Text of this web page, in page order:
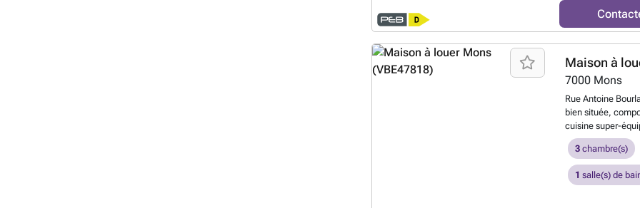
convivial avec
inoubliables?
et par mois
nous au ### ou
Maison à
7000 Mons
Rue Antoine
bien située,
cuisine super-
(douche et
chambres et
Chauffage
Libre au 01/09/
3 chambre(s)
1 salle(s) de